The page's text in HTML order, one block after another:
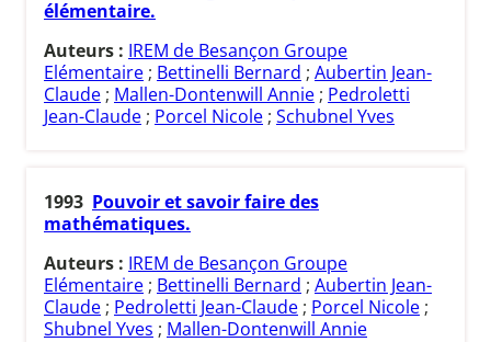
élémentaire.
Auteurs : IREM de Besançon Groupe
Elémentaire ; Bettinelli Bernard ; Aubertin Jean-
Claude ; Mallen-Dontenwill Annie ; Pedroletti
Jean-Claude ; Porcel Nicole ; Schubnel Yves
1993 Pouvoir et savoir faire des
mathématiques.
Auteurs : IREM de Besançon Groupe
Elémentaire ; Bettinelli Bernard ; Aubertin Jean-
Claude ; Pedroletti Jean-Claude ; Porcel Nicole ;
Shubnel Yves ; Mallen-Dontenwill Annie